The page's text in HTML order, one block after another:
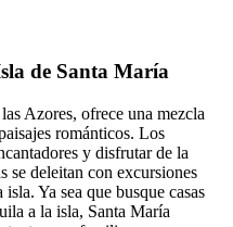
de Santa María
Azores, ofrece una mezcla
románticos. Los
y disfrutar de la
se deleitan con excursiones
Ya sea que busque casas
a la isla, Santa María